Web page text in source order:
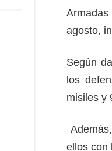
Desastres y emergencias
agosto,
Según
los
misiles y
ellos con